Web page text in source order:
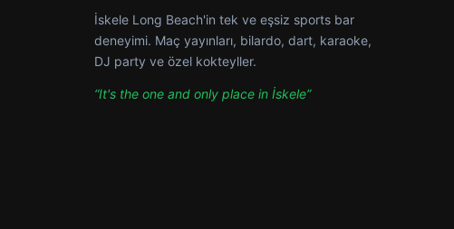
İskele Long Beach'in tek ve eşsiz sports bar
deneyimi. Maç yayınları, bilardo, dart, karaoke,
DJ party ve özel kokteyller.
“It's the one and only place in İskele”